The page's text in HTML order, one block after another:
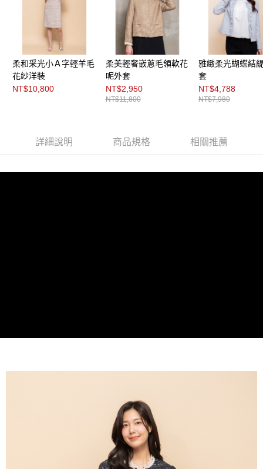
權轉讓予恩沛科技股份有限公司。
２．關於個人資料處理事宜，請瀏覽以下網址：
https://aftee.tw/terms/#terms3
３．未成年的使用者請事先徵得法定代理人或監護人之同意方可使用
「AFTEE先享後付」，若未經同意申辦者引起之損失，本公司不負相關責
任。
４．使用「AFTEE先享後付」時，將依據個別帳號之用戶狀況，依本公司即
時審查核予不同之上限額度；若仍有額度不足之情形，本公司將視審查結果
請求用戶進行身份認證。
５．嚴禁一人註冊多個帳號或使用他人資訊註冊。若發現惡意使用之情形，
離島宅配 (蘭嶼恕不配送)
每筆NT$200，滿NT$8,000(含以上)免運費
付款後門市自取
免運費
柔和采光小Ａ字輕羊毛
花紗洋裝
NT$10,800
柔美輕奢嵌蔥毛領軟花
呢外套
NT$2,950
NT$11,800
雅緻柔光蝴蝶結
套
NT$4,788
NT$7,980
詳細說明 商品規格 相關推薦